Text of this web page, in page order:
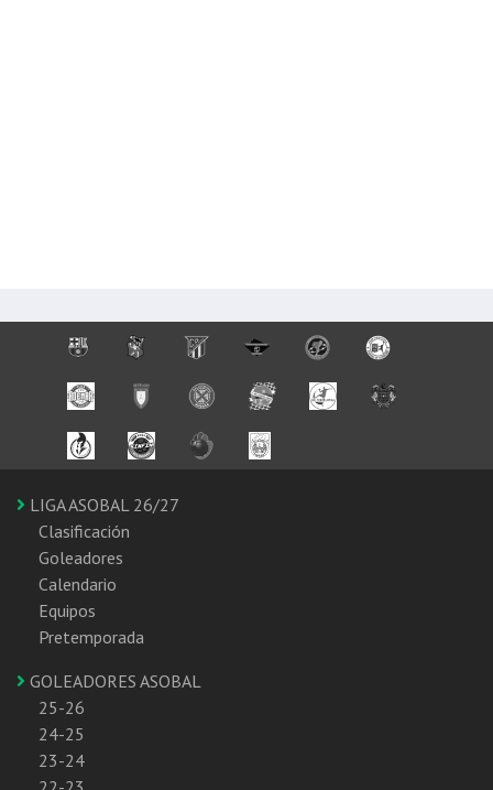
LIGA ASOBAL 26/27
Clasificación
Goleadores
Calendario
Equipos
Pretemporada
GOLEADORES ASOBAL
25-26
24-25
23-24